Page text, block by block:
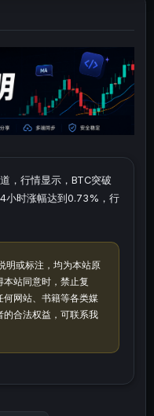
，行情显示，BTC突破
小时涨幅达到0.73%，行
明或标注，均为本站原
站同意时，禁止复
网站、书籍等各类媒
合法权益，可联系我